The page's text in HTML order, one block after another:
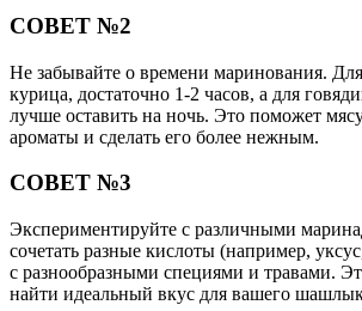
СОВЕТ №2
Не забывайте о времени маринования. Для
курица, достаточно 1-2 часов, а для
лучше оставить на ночь. Это поможет
ароматы и сделать его более нежным.
СОВЕТ №3
Экспериментируйте с различными
сочетать разные кислоты (например,
с разнообразными специями и травами.
найти идеальный вкус для вашего